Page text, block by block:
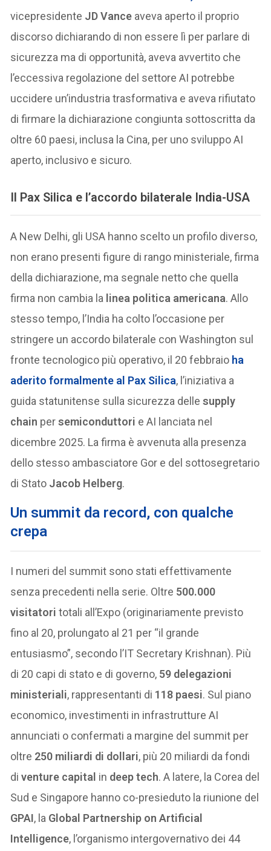
vicepresidente JD Vance aveva aperto il proprio
discorso dichiarando di non essere lì per parlare di
sicurezza ma di opportunità, aveva avvertito che
l’eccessiva regolazione del settore AI potrebbe
uccidere un’industria trasformativa e aveva rifiutato
di firmare la dichiarazione congiunta sottoscritta da
oltre 60 paesi, inclusa la Cina, per uno sviluppo AI
aperto, inclusivo e sicuro.
Il Pax Silica e l’accordo bilaterale India-USA
A New Delhi, gli USA hanno scelto un profilo diverso,
non erano presenti figure di rango ministeriale, firma
della dichiarazione, ma segnale netto che quella
firma non cambia la linea politica americana. Allo
stesso tempo, l’India ha colto l’occasione per
stringere un accordo bilaterale con Washington sul
fronte tecnologico più operativo, il 20 febbraio ha
aderito formalmente al Pax Silica, l’iniziativa a
guida statunitense sulla sicurezza dellesupply
chain persemiconduttori e AI lanciata nel
dicembre 2025. La firma è avvenuta alla presenza
dello stesso ambasciatore Gor e del sottosegretario
di Stato Jacob Helberg.
Un summit da record, con qualche
crepa
I numeri del summit sono stati effettivamente
senza precedenti nella serie. Oltre 500.000
visitatori totali all’Expo (originariamente previsto
fino al 20, prolungato al 21 per “il grande
entusiasmo”, secondo l’IT Secretary Krishnan). Più
di 20 capi di stato e di governo, 59 delegazioni
ministeriali, rappresentanti di 118 paesi. Sul piano
economico, investimenti in infrastrutture AI
annunciati o confermati a margine del summit per
oltre 250 miliardi di dollari, più 20 miliardi da fondi
diventure capital in deep tech. A latere, la Corea del
Sud e Singapore hanno co-presieduto la riunione del
GPAI, la Global Partnership on Artificial
Intelligence, l’organismo intergovernativo dei 44